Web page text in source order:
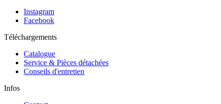
Instagram
Facebook
Téléchargements
Catalogue
Service & Pièces détachées
Conseils d'entretien
Infos